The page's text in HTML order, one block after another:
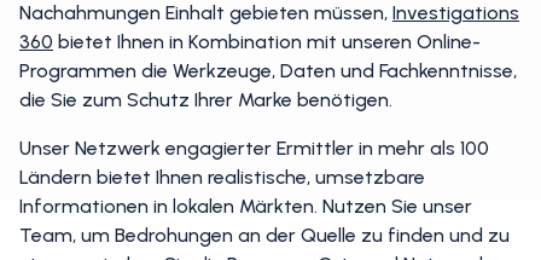
Nachahmungen Einhalt gebieten müssen, Investigations
360 bietet Ihnen in Kombination mit unseren Online-
Programmen die Werkzeuge, Daten und Fachkenntnisse,
die Sie zum Schutz Ihrer Marke benötigen.
Unser Netzwerk engagierter Ermittler in mehr als 100
Ländern bietet Ihnen realistische, umsetzbare
Informationen in lokalen Märkten. Nutzen Sie unser
Team, um Bedrohungen an der Quelle zu finden und zu